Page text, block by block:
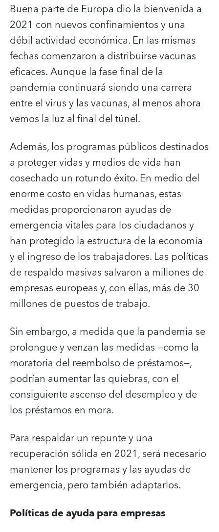
Buena parte de Europa dio la bienvenida a
2021 con nuevos confinamientos y una
débil actividad económica.En las mismas
fechas comenzaron a distribuirse vacunas
eficaces. Aunque la fase final de la
pandemia continuará siendo una carrera
entre el virus y las vacunas, al menos ahora
vemos la luz al final del túnel.
Además, los programas públicos destinados
a proteger vidas y medios de vida han
cosechado un rotundo éxito. En medio del
enorme costo en vidas humanas, estas
medidas proporcionaron ayudas de
emergencia vitales para los ciudadanos y
han protegido la estructura de la economía
y el ingreso de los trabajadores. Las políticas
de respaldo masivas salvaron a millones de
empresas europeas y, con ellas, más de 30
millones de puestos de trabajo.
Sin embargo, a medida que la pandemia se
prolongue y venzan las medidas —como la
moratoria del reembolso de préstamos—,
podrían aumentar las quiebras, con el
consiguiente ascenso del desempleo y de
los préstamos en mora.
Para respaldar un repunte y una
recuperación sólida en 2021, será necesario
mantener los programas y las ayudas de
emergencia, pero también adaptarlos.
Políticas de ayuda para empresas